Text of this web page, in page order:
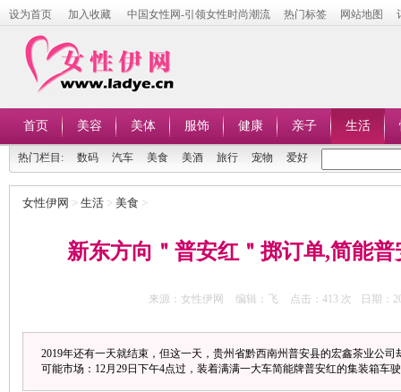
设为首页 加入收藏 中国女性网-引领女性时尚潮流 热门标签 网站地图
首页 美容 美体 服饰 健康 亲子 生活
热门栏目: 数码 汽车 美食 美酒 旅行 宠物 爱好
女性伊网 > 生活 > 美食 >
新东方向＂普安红＂掷订单,简能
来源：女性伊网 编辑：飞 点击： 413 次 日期：
2019年还有一天就结束，但这一天，贵州省黔西南州普安县的宏鑫茶业公
可能市场：12月29日下午4点过，装着满满一大车简能牌普安红的集装箱车